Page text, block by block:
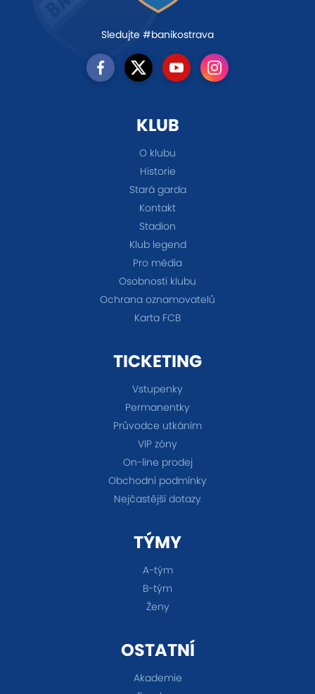
Sledujte #banikostrava
KLUB
O klubu
Historie
Stará garda
Kontakt
Stadion
Klub legend
Pro média
Osobnosti klubu
Ochrana oznamovatelů
Karta FCB
TICKETING
Vstupenky
Permanentky
Průvodce utkáním
VIP zóny
On-line prodej
Obchodní podmínky
Nejčastější dotazy
TÝMY
A-tým
B-tým
Ženy
OSTATNÍ
Akademie